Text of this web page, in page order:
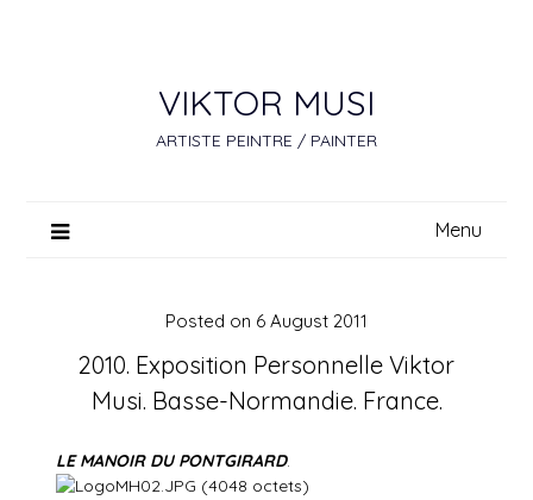
VIKTOR MUSI
ARTISTE PEINTRE / PAINTER
Menu
2010. Exposition Personnelle Viktor
Musi. Basse-Normandie. France.
Posted on 6 August 2011
LE MANOIR DU PONTGIRARD.